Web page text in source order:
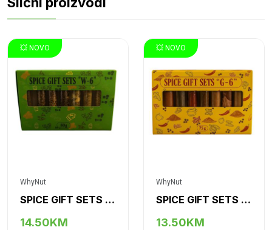
💥 NOVO
WhyNut
SPICE GIFT SETS "W-6"
14.50KM
💥 NOVO
WhyNut
SPICE GIFT SETS "G-6"
13.50KM